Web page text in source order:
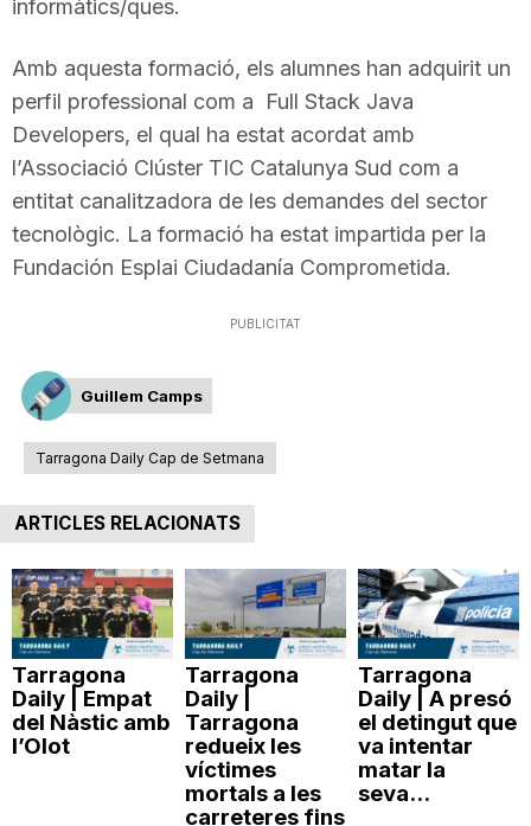
informàtics/ques.
Amb aquesta formació, els alumnes han adquirit un
perfil professional com a Full Stack Java
Developers, el qual ha estat acordat amb
l’Associació Clúster TIC Catalunya Sud com a
entitat canalitzadora de les demandes del sector
tecnològic. La formació ha estat impartida per la
Fundación Esplai Ciudadanía Comprometida.
PUBLICITAT
Guillem Camps
Tarragona Daily Cap de Setmana
ARTICLES RELACIONATS
Tarragona
Daily | Empat
del Nàstic amb
l’Olot
Tarragona
Daily |
Tarragona
redueix les
víctimes
mortals a les
carreteres fins
Tarragona
Daily | A presó
el detingut que
va intentar
matar la
seva...